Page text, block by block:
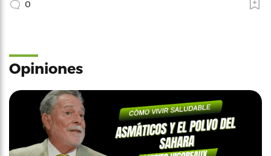
0
Opiniones